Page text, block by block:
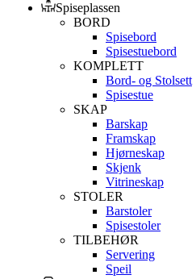
Spiseplassen
BORD
Spisebord
Spisestuebord
KOMPLETT
Bord- og Stolsett
Spisestue
SKAP
Barskap
Framskap
Hjørneskap
Skjenk
Vitrineskap
STOLER
Barstoler
Spisestoler
TILBEHØR
Servering
Speil